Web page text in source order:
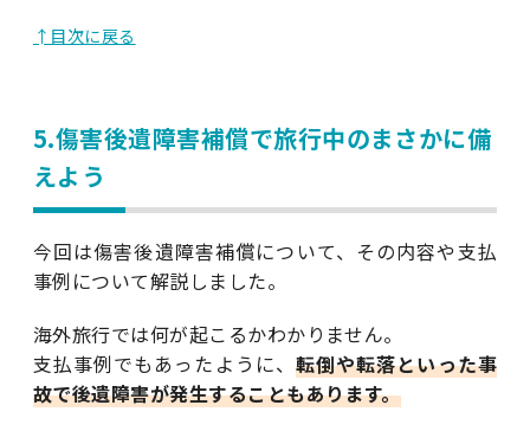
↑目次に戻る
5.傷害後遺障害補償で旅行中のまさかに備
えよう
今回は傷害後遺障害補償について、その内容や支払
事例について解説しました。
海外旅行では何が起こるかわかりません。
支払事例でもあったように、 転倒や転落といった事
故で後遺障害が発生することもあります。